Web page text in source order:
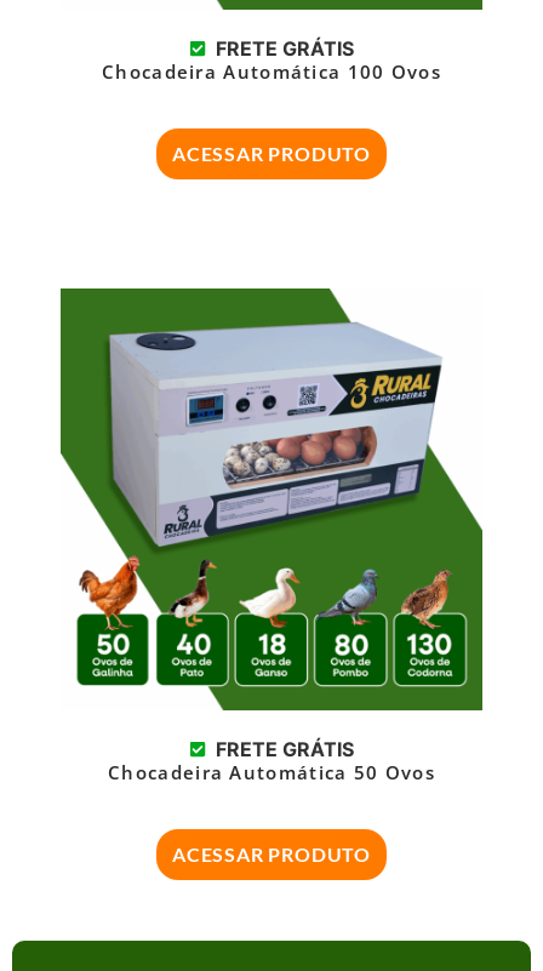
FRETE GRÁTIS
Chocadeira Automática 100 Ovos
ACESSAR PRODUTO
FRETE GRÁTIS
Chocadeira Automática 50 Ovos
ACESSAR PRODUTO